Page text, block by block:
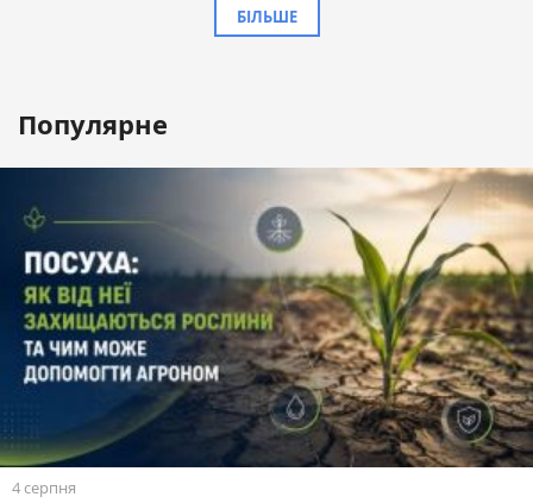
БІЛЬШЕ
Популярне
4 серпня